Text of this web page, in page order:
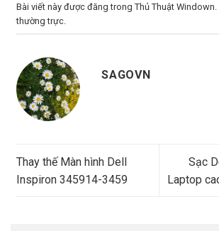
Bài viết này được đăng trong Thủ Thuật Windown
thường trực
SAGOVN
Thay thế Màn hình Dell
Inspiron 345914-3459
Sạc
Laptop